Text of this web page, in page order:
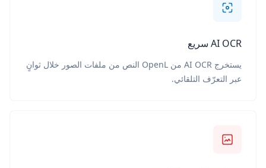
AI OCR سريع
يستخرج AI OCR من OpenL النص من ملفات الصور خلال ثوانٍ
عبر التعرّف التلقائي.